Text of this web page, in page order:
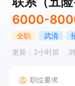
6000-
全职 武清
更新：2小时前
职位要求